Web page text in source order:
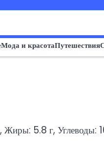
Мода и красотаПутешествия
Жиры: 5.8 г, Углеводы: